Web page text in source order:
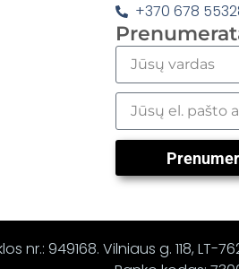
+370 678
nr.: 949168. Vilniaus g. 118,